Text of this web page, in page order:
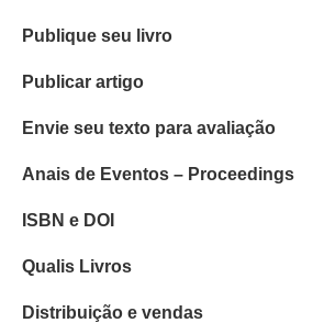
Publique seu livro
Publicar artigo
Envie seu texto para avaliação
Anais de Eventos – Proceedings
ISBN e DOI
Qualis Livros
Distribuição e vendas